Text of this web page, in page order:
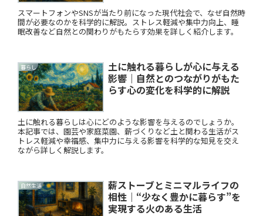
スマートフォンやSNSが当たり前になった現代社会で、なぜ自然時
間が必要なのかを科学的に解説。ストレス軽減や集中力向上、睡
眠改善など自然との関わりがもたらす効果を詳しく紹介します。
暮らし
土に触れる暮らしが心に与える
影響｜自然とのつながりがもた
らす心の変化を科学的に解説
土に触れる暮らしは心にどのような影響を与えるのでしょうか。
本記事では、園芸や家庭菜園、薪づくりなど土と関わる生活がス
トレス軽減や幸福感、集中力に与える影響を科学的な知見を交え
ながら詳しく解説します。
自然生活
薪ストーブとミニマルライフの
相性｜“少なく豊かに暮らす”を
実現する火のある生活